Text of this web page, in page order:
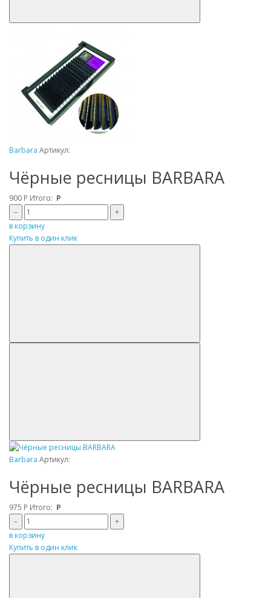
Barbara Артикул:
Чёрные ресницы BARBARA
900 Р Итого: Р
–
+
в корзину
Купить в один клик
Barbara Артикул:
Чёрные ресницы BARBARA
975 Р Итого: Р
–
+
в корзину
Купить в один клик